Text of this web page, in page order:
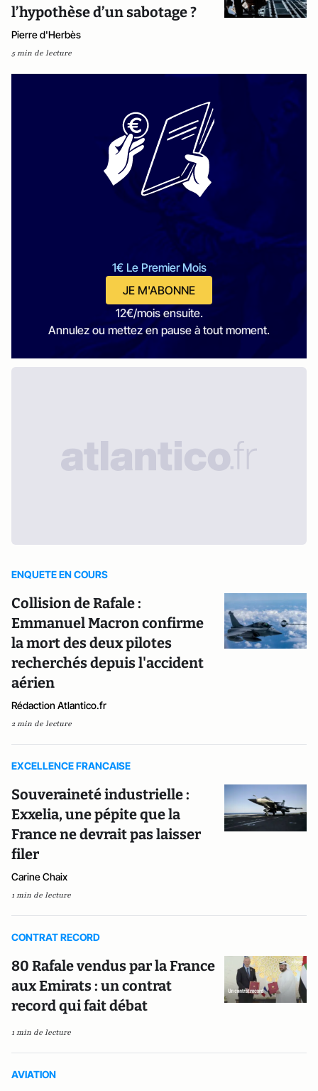
l’hypothèse d’un sabotage ?
Pierre d'Herbès
5 min de lecture
1€ Le Premier Mois
JE M'ABONNE
12€/mois ensuite.
Annulez ou mettez en pause à tout moment.
ENQUETE EN COURS
Collision de Rafale :
Emmanuel Macron confirme
la mort des deux pilotes
recherchés depuis l'accident
aérien
Rédaction Atlantico.fr
2 min de lecture
EXCELLENCE FRANCAISE
Souveraineté industrielle :
Exxelia, une pépite que la
France ne devrait pas laisser
filer
Carine Chaix
1 min de lecture
CONTRAT RECORD
80 Rafale vendus par la France
aux Emirats : un contrat
record qui fait débat
1 min de lecture
AVIATION